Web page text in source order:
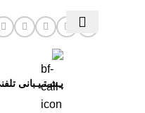
پـشـتـیـبانی